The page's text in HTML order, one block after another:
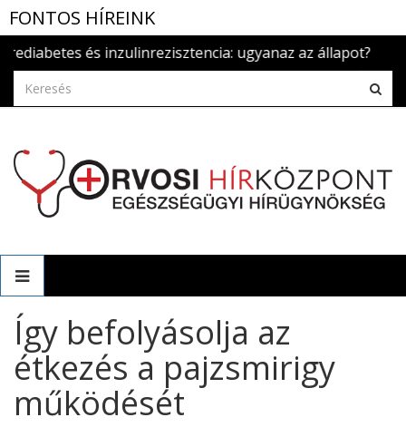
FONTOS HÍREINK
és inzulinrezisztencia: ugyanaz az állapot?
Így befolyásolja az
étkezés a pajzsmirigy
működését